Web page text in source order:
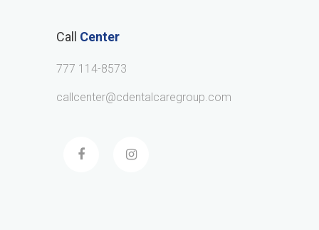
Call Center
777 114-8573
callcenter@cdentalcaregroup.com